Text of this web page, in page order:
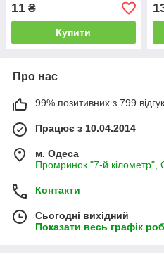
11 ₴
Купити
Про нас
99% позитивних з 799
Працює з 10.04.2014
м. Одеса
Промринок "7-й кілометр",
Контакти
Сьогодні вихідний
Показати весь графік